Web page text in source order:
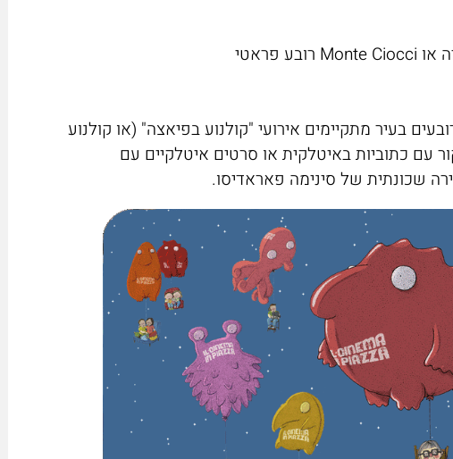
בעיר מתקיימים אירועי "קולנוע בפיאצה" (או קולנוע
כתוביות באיטלקית או סרטים איטלקיים עם
שכונתית של סינימה פאראדיסו.